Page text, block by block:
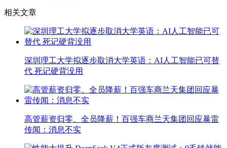
相关文章
深圳理工大学拟逐步取消大学英语：AI人工智能已可替
代 死记硬背没用
高管薪资归零、全员降薪！百强车商兰天集团回应暴雷
传闻：消息不实